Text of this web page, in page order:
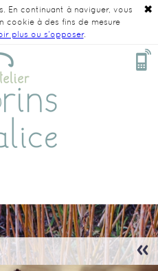
✖
En continuant à naviguer, vous
cookie à des fins de mesure
plus ou s'opposer.